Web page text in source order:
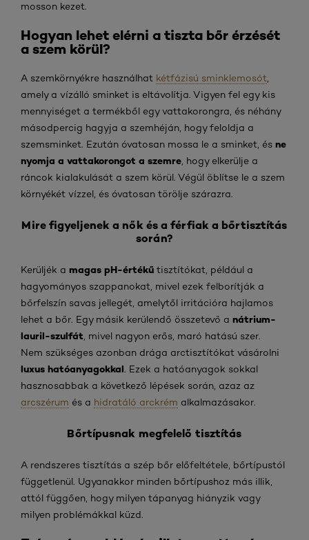
mosson kezet.
Hogyan lehet elérni a tiszta bőr érzését
a szem körül?
A szemkörnyékre használhat kétfázisú sminklemosót
amely a vízálló sminket is eltávolítja. Vigyen fel egy kis
mennyiséget a termékből egy vattakorongra, és néhány
másodpercig hagyja a szemhéján, hogy feloldja a
szemsminket. Ezután óvatosan mossa le a sminket, és ne
nyomja a vattakorongot a szemre , hogy elkerülje a
ráncok kialakulását a szem körül. Végül öblítse le a szem
környékét vízzel, és óvatosan törölje szárazra.
Mire figyeljenek a nők és a férfiak a bőrtisztítás
során?
Kerüljék a magas pH-értékű tisztítókat, például a
hagyományos szappanokat, mivel ezek felborítják a
bőrfelszín savas jellegét, amelytől irritációra hajlamos
lehet a bőr. Egy másik kerülendő összetevő a nátrium-
lauril-szulfát , mivel nagyon erős, maró hatású szer.
Nem szükséges azonban drága arctisztítókat vásárolni
luxus hatóanyagokkal. Ezek a hatóanyagok sokkal
hasznosabbak a következő lépések során, azaz az
arcszérum és a hidratáló arckrém alkalmazásakor.
Bőrtípusnak megfelelő tisztítás
A rendszeres tisztítás a szép bőr előfeltétele, bőrtípustól
függetlenül. Ugyanakkor minden bőrtípushoz más illik,
attól függően, hogy milyen tápanyag hiányzik vagy
milyen problémákkal küzd.